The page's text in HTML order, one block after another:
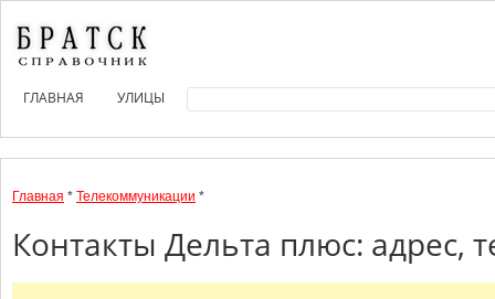
ГЛАВНАЯ УЛИЦЫ
Главная * Телекоммуникации *
Контакты Дельта плюс: адрес,